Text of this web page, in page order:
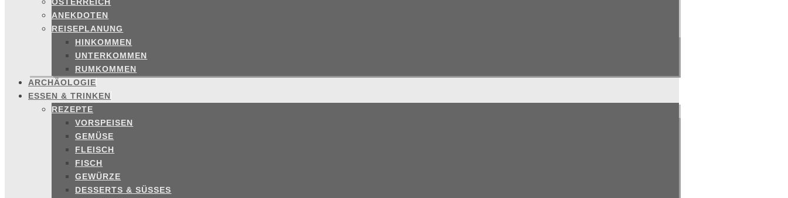
ANEKDOTEN
REISEPLANUNG
HINKOMMEN
UNTERKOMMEN
RUMKOMMEN
ARCHÄOLOGIE
ESSEN & TRINKEN
REZEPTE
VORSPEISEN
GEMÜSE
FLEISCH
FISCH
GEWÜRZE
DESSERTS & SÜSSES